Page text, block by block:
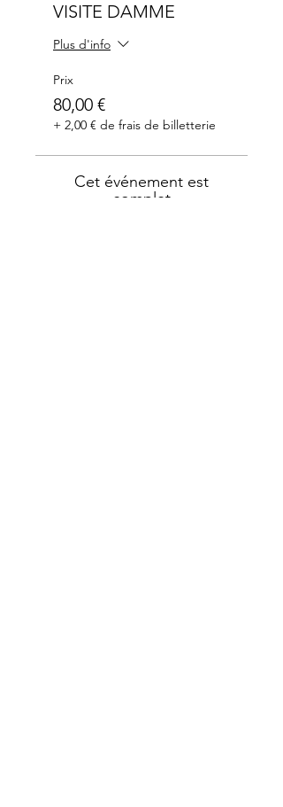
VISITE DAMME
Plus d'info
Prix
80,00 €
+ 2,00 € de frais de billetterie
Cet événement est
complet